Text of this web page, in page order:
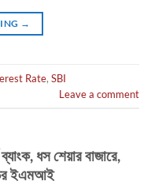
→
Rate, SBI
Leave a comment
ধস শেয়ার বাজারে,
ইএমআই